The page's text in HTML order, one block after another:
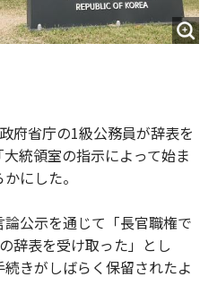
府省庁の1級公務員が辞表を
統領室の指示によって始ま
にした。
公示を通じて「長官職権で
辞表を受け取った」とし
続きがしばらく保留されたよ